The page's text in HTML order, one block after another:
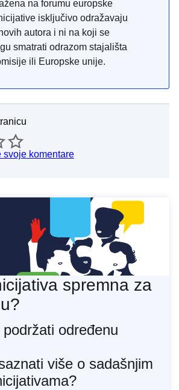
na forumu europske
isključivo odražavaju
autora i ni na koji se
smatrati odrazom stajališta
ili Europske unije.
svoje komentare
spremna za
određenu
više o sadašnjim